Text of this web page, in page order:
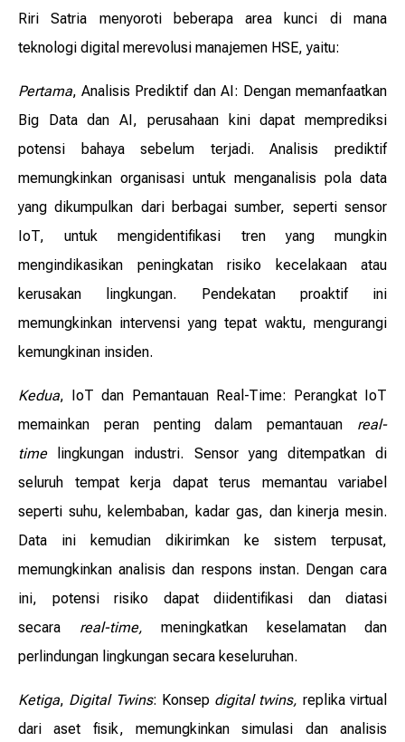
Riri Satria menyoroti beberapa area kunci di mana
teknologi digital merevolusi manajemen HSE, yaitu:
Pertama, Analisis Prediktif dan AI: Dengan memanfaatkan
Big Data dan AI, perusahaan kini dapat memprediksi
potensi bahaya sebelum terjadi. Analisis prediktif
memungkinkan organisasi untuk menganalisis pola data
yang dikumpulkan dari berbagai sumber, seperti sensor
IoT, untuk mengidentifikasi tren yang mungkin
mengindikasikan peningkatan risiko kecelakaan atau
kerusakan lingkungan. Pendekatan proaktif ini
memungkinkan intervensi yang tepat waktu, mengurangi
kemungkinan insiden.
Kedua, IoT dan Pemantauan Real-Time: Perangkat IoT
memainkan peran penting dalam pemantauan real-
timelingkungan industri. Sensor yang ditempatkan di
seluruh tempat kerja dapat terus memantau variabel
seperti suhu, kelembaban, kadar gas, dan kinerja mesin.
Data ini kemudian dikirimkan ke sistem terpusat,
memungkinkan analisis dan respons instan. Dengan cara
ini, potensi risiko dapat diidentifikasi dan diatasi
secara real-time, meningkatkan keselamatan dan
perlindungan lingkungan secara keseluruhan.
Ketiga, Digital Twins: Konsepdigital twins, replika virtual
dari aset fisik, memungkinkan simulasi dan analisis